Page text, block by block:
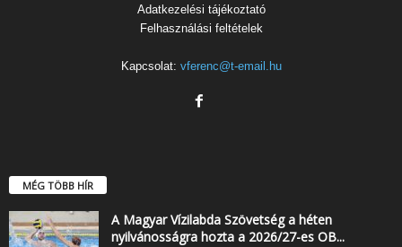
Adatkezelési tájékoztató
Felhasználási feltételek
Kapcsolat: vferenc@t-email.hu
MÉG TÖBB HÍR
A Magyar Vízilabda Szövetség a héten
nyilvánosságra hozta a 2026/27-es OB...